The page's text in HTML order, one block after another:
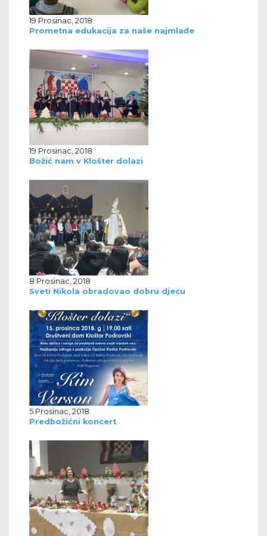
19 Prosinac, 2018
Prometna edukacija za naše najmlađe
19 Prosinac, 2018
Božić nam v Klošter dolazi
8 Prosinac, 2018
Sveti Nikola obradovao dobru djecu
5 Prosinac, 2018
Predbožićni koncert